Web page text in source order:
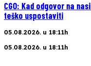
CGO: Kad odgovor na
teško uspostaviti
05.08.2026. u 18:11h
05.08.2026. u 18:11h